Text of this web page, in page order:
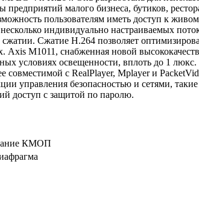
малого бизнеса, бутиков,
пользователям иметь доступ к
индивидуально настраиваемых
Сжатие H.264 позволяет
Axis M1011, снабженная новой
условиях освещенности, вплоть до 1
с RealPlayer, Mplayer и
управления безопасностью и сетями,
доступ с защитой по паролю.
КМОП